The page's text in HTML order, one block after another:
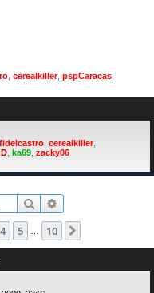
cerealkiller, pspCaracas
fidelcastro cerealkiller,
ka69 zacky06
Buscar
10
4 5 10